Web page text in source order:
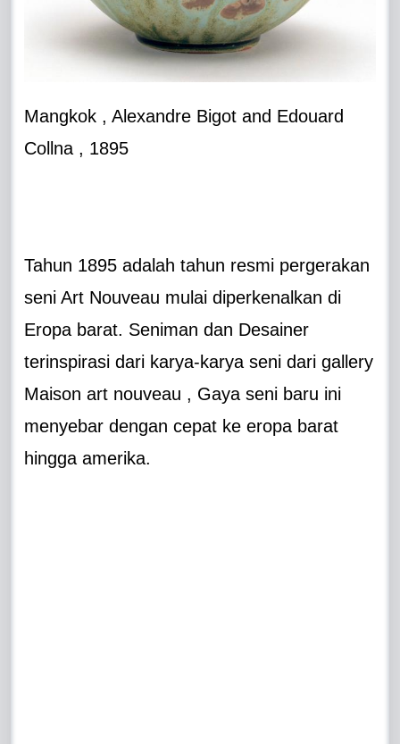
Mangkok , Alexandre Bigot and Edouard
Collna , 1895
Tahun 1895 adalah tahun resmi pergerakan
seni Art Nouveau mulai diperkenalkan di
Eropa barat. Seniman dan Desainer
terinspirasi dari karya-karya seni dari gallery
Maison art nouveau , Gaya seni baru ini
menyebar dengan cepat ke eropa barat
hingga amerika.